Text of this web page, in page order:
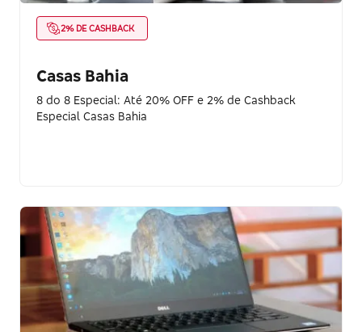
2% DE CASHBACK
Casas Bahia
8 do 8 Especial: Até 20% OFF e 2% de Cashback
Especial Casas Bahia